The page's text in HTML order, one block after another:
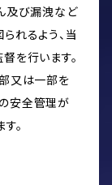
及び漏洩など
れるよう、当
を行います。
又は一部を
安全管理が
。